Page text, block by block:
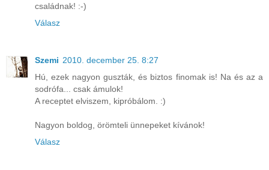
családnak! :-)
Válasz
Szemi 2010. december 25. 8:27
Hú, ezek nagyon guszták, és biztos finomak is! Na és az a
sodrófa... csak ámulok!
A receptet elviszem, kipróbálom. :)
Nagyon boldog, örömteli ünnepeket kívánok!
Válasz